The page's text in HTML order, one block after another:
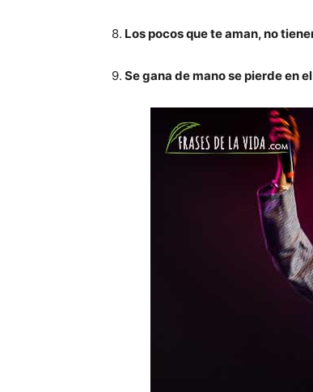
8. Los pocos que te aman, no
9. Se gana de mano se pierde en